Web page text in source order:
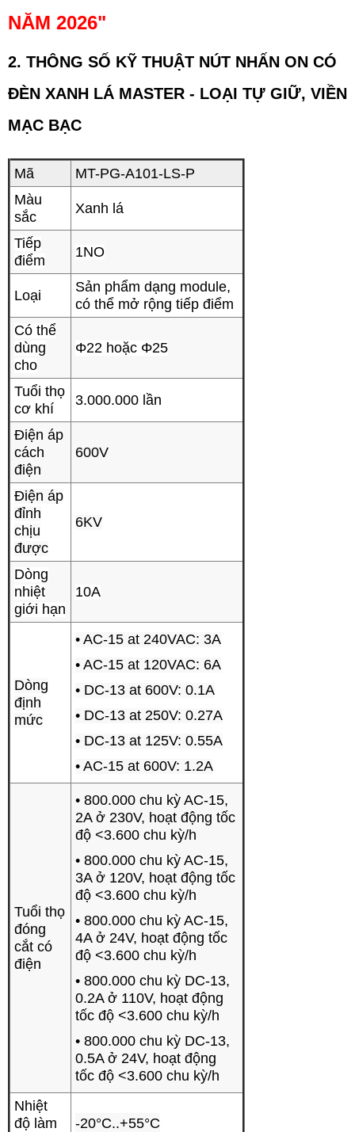
NĂM 2026"
2. THÔNG SỐ KỸ THUẬT NÚT NHẤN ON CÓ
ĐÈN XANH LÁ MASTER - LOẠI TỰ GIỮ, VIỀN
MẠC BẠC
Mã
MT-PG-A101-LS-P
Màu
sắc
Xanh lá
Tiếp
điểm
1NO
Loại
Sản phẩm dạng module,
có thể mở rộng tiếp điểm
Có thể
dùng
cho
Φ22 hoặc Φ25
Tuổi thọ
cơ khí
3.000.000 lần
Điện áp
cách
điện
600V
Điện áp
đỉnh
chịu
được
6KV
Dòng
nhiệt
giới hạn
10A
Dòng
định
mức
• AC-15 at 240VAC: 3A
• AC-15 at 120VAC: 6A
• DC-13 at 600V: 0.1A
• DC-13 at 250V: 0.27A
• DC-13 at 125V: 0.55A
• AC-15 at 600V: 1.2A
Tuổi thọ
đóng
cắt có
điện
• 800.000 chu kỳ AC-15,
2A ở 230V, hoạt động tốc
độ <3.600 chu kỳ/h
• 800.000 chu kỳ AC-15,
3A ở 120V, hoạt động tốc
độ <3.600 chu kỳ/h
• 800.000 chu kỳ AC-15,
4A ở 24V, hoạt động tốc
độ <3.600 chu kỳ/h
• 800.000 chu kỳ DC-13,
0.2A ở 110V, hoạt động
tốc độ <3.600 chu kỳ/h
• 800.000 chu kỳ DC-13,
0.5A ở 24V, hoạt động
tốc độ <3.600 chu kỳ/h
Nhiệt
độ làm
-20°C..+55°C